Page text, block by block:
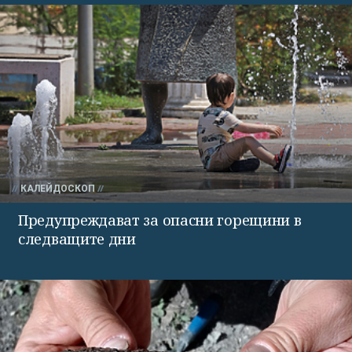
КАЛЕЙДОСКОП
Предупреждават за опасни горещини в
следващите дни